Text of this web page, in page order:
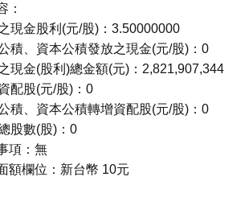
：
現金股利(元/股)：3.50000000
積、資本公積發放之現金(元/股)：0
現金(股利)總金額(元)：2,821,907,344
配股(元/股)：0
積、資本公積轉增資配股(元/股)：0
股數(股)：0
項：無
額欄位：新台幣 10元